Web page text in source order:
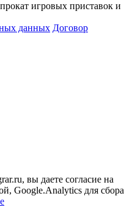
игровых приставок и
данных Договор
вы даете согласие на
Google.Analytics для сбора